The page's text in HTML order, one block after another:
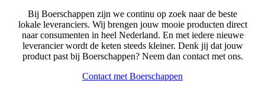
Bij Boerschappen zijn we continu op zoek naar de beste
lokale leveranciers. Wij brengen jouw mooie producten direct
naar consumenten in heel Nederland. En met iedere nieuwe
leverancier wordt de keten steeds kleiner. Denk jij dat jouw
product past bij Boerschappen? Neem dan contact met ons.
Contact met Boerschappen